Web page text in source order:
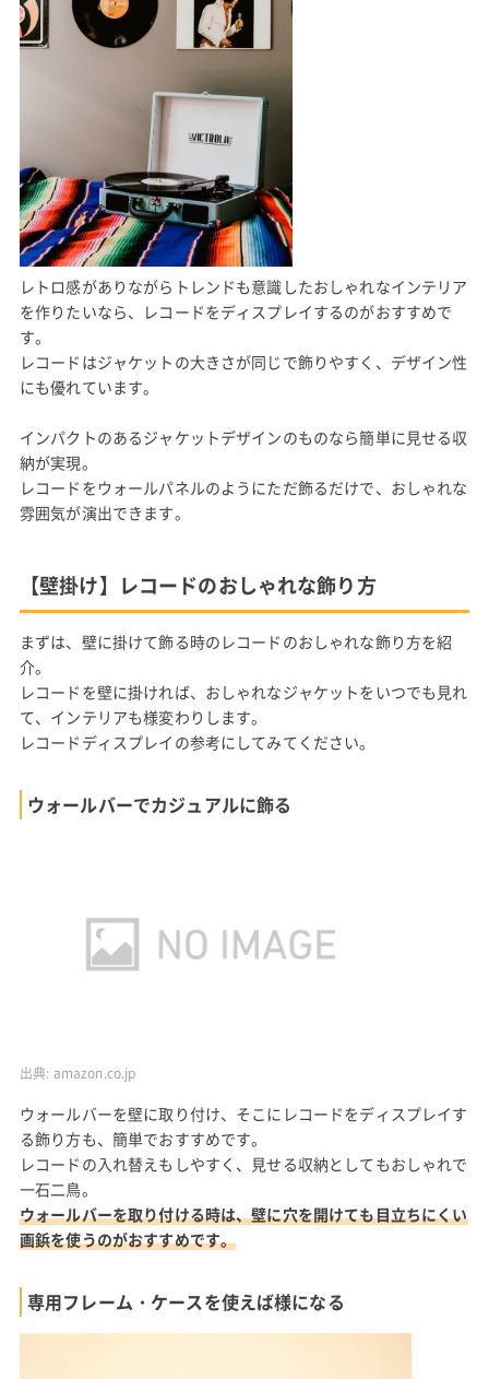
レトロ感がありながらトレンドも意識したおしゃれなインテリア
を作りたいなら、レコードをディスプレイするのがおすすめで
す。
レコードはジャケットの大きさが同じで飾りやすく、デザイン性
にも優れています。
インパクトのあるジャケットデザインのものなら簡単に見せる収
納が実現。
レコードをウォールパネルのようにただ飾るだけで、おしゃれな
雰囲気が演出できます。
【壁掛け】レコードのおしゃれな飾り方
まずは、壁に掛けて飾る時のレコードのおしゃれな飾り方を紹
介。
レコードを壁に掛ければ、おしゃれなジャケットをいつでも見れ
て、インテリアも様変わりします。
レコードディスプレイの参考にしてみてください。
ウォールバーでカジュアルに飾る
出典: amazon.co.jp
ウォールバーを壁に取り付け、そこにレコードをディスプレイす
る飾り方も、簡単でおすすめです。
レコードの入れ替えもしやすく、見せる収納としてもおしゃれで
一石二鳥。
ウォールバーを取り付ける時は、壁に穴を開けても目立ちにくい
画鋲を使うのがおすすめです。
専用フレーム・ケースを使えば様になる